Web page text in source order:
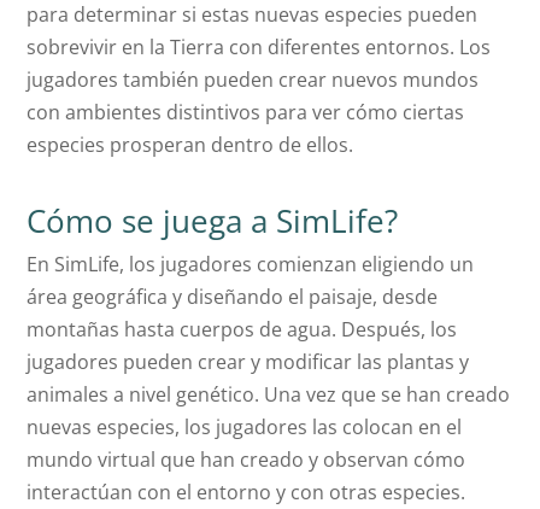
para determinar si estas nuevas especies pueden
sobrevivir en la Tierra con diferentes entornos. Los
jugadores también pueden crear nuevos mundos
con ambientes distintivos para ver cómo ciertas
especies prosperan dentro de ellos.
Cómo se juega a SimLife?
En SimLife, los jugadores comienzan eligiendo un
área geográfica y diseñando el paisaje, desde
montañas hasta cuerpos de agua. Después, los
jugadores pueden crear y modificar las plantas y
animales a nivel genético. Una vez que se han creado
nuevas especies, los jugadores las colocan en el
mundo virtual que han creado y observan cómo
interactúan con el entorno y con otras especies.